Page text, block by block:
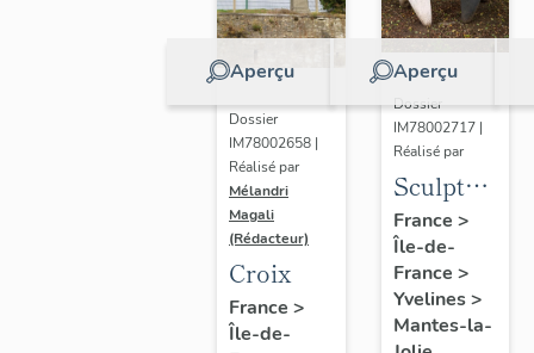
Aperçu
Dossier
IM78002658 |
Réalisé par
Mélandri
Magali
(Rédacteur)
Croix
France >
Île-de-
Aperçu
Dossier
IM78002717 |
Réalisé par
Sculpture
: la
Ronde
France >
Île-de-
France >
Yvelines>
Mantes-la-